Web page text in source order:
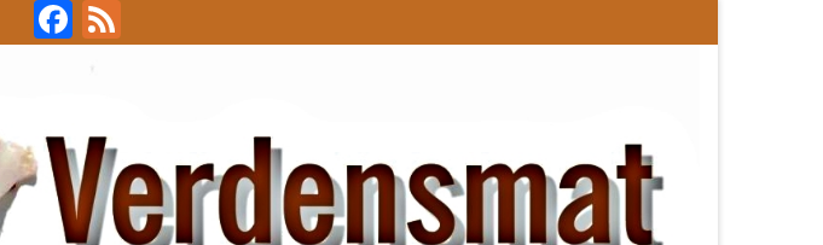
Facebook